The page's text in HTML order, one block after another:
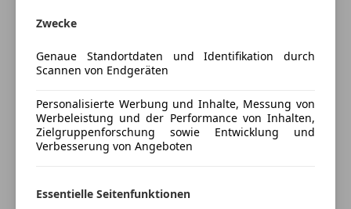
Einparkhilfe Rückfahrkamera
Einparkhilfe Sensoren hinten
Einparkhilfe Sensoren vorne
Elektrische Fensterheber
Elektrische Seitenspiegel
Elektrische Sitze
Getönte Scheiben
Lederlenkrad
Lackierung
Innenausstattung
Versicherung
Kfz-Versicherung
Versicherungsschutz an Ihre Bedürfnisse
Zwecke
Genaue Standortdaten und Identifikation durch
Scannen von Endgeräten
Personalisierte Werbung und Inhalte, Messung von
Werbeleistung und der Performance von Inhalten,
Zielgruppenforschung sowie Entwicklung und
Verbesserung von Angeboten
Essentielle Seitenfunktionen